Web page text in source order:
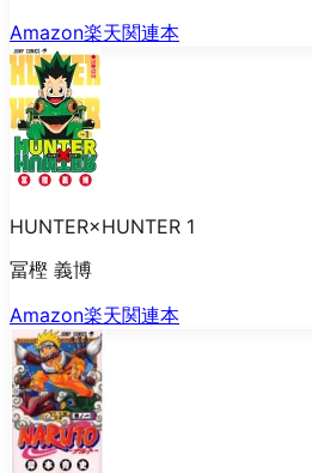
Amazon楽天関連本
HUNTER×HUNTER 1
冨樫 義博
Amazon楽天関連本